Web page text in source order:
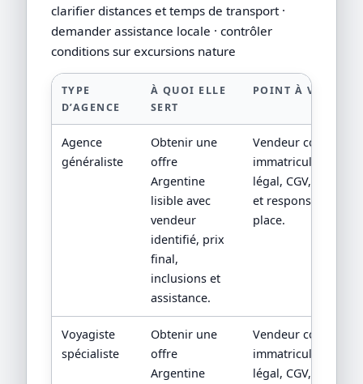
clarifier distances et temps de transport ·
demander assistance locale · contrôler
conditions sur excursions nature
TYPE
D’AGENCE
À QUOI ELLE
SERT
POINT À VÉRIFIER
Agence
généraliste
Obtenir une
offre
Argentine
lisible avec
vendeur
identifié, prix
final,
inclusions et
assistance.
Vendeur
immatriculation/
légal, CGV,
et responsabilité
place.
Voyagiste
spécialiste
Obtenir une
offre
Argentine
Vendeur
immatriculation/
légal, CGV,